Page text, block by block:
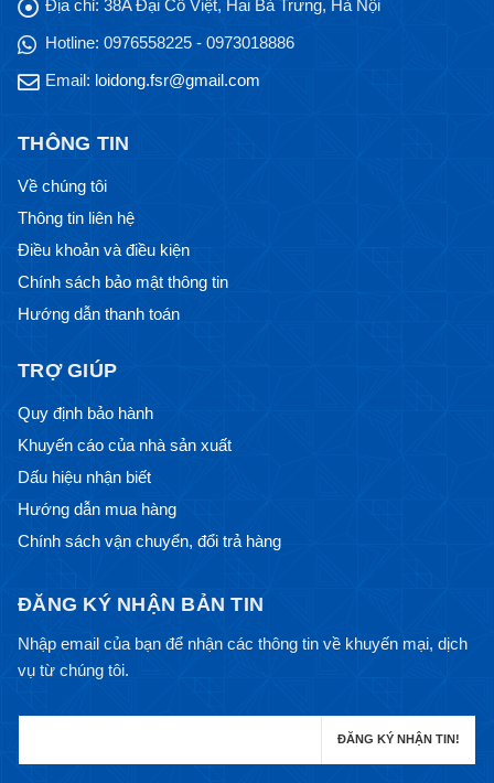
Địa chỉ: 38A Đại Cồ Việt, Hai Bà Trưng, Hà Nội
Hotline: 0976558225 - 0973018886
Email: loidong.fsr@gmail.com
THÔNG TIN
Về chúng tôi
Thông tin liên hệ
Điều khoản và điều kiện
Chính sách bảo mật thông tin
Hướng dẫn thanh toán
TRỢ GIÚP
Quy định bảo hành
Khuyến cáo của nhà sản xuất
Dấu hiệu nhận biết
Hướng dẫn mua hàng
Chính sách vận chuyển, đổi trả hàng
ĐĂNG KÝ NHẬN BẢN TIN
Nhập email của bạn để nhận các thông tin về khuyến mại, dịch
vụ từ chúng tôi.